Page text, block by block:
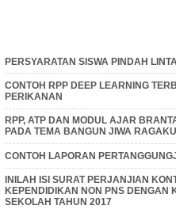
PERSYARATAN SISWA PINDAH
CONTOH RPP DEEP LEARNING
PERIKANAN
RPP, ATP DAN MODUL AJAR
PADA TEMA BANGUN JIWA
CONTOH LAPORAN
INILAH ISI SURAT PERJANJIAN
KEPENDIDIKAN NON PNS DENGAN
SEKOLAH TAHUN 2017